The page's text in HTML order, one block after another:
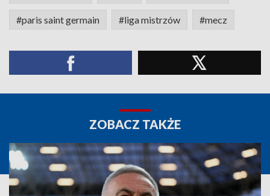
#paris saint germain #liga mistrzów #mecz
ZOBACZ TAKŻE